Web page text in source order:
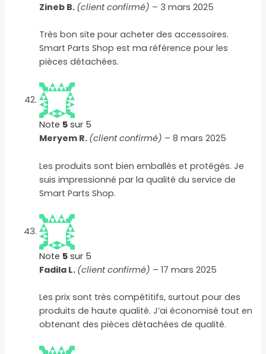
Zineb B. (client confirmé) – 3 mars 2025
Très bon site pour acheter des accessoires.
Smart Parts Shop est ma référence pour les
pièces détachées.
Note 5 sur 5
Meryem R. (client confirmé) – 8 mars 2025
Les produits sont bien emballés et protégés. Je
suis impressionné par la qualité du service de
Smart Parts Shop.
Note 5 sur 5
Fadila L. (client confirmé) – 17 mars 2025
Les prix sont très compétitifs, surtout pour des
produits de haute qualité. J’ai économisé tout en
obtenant des pièces détachées de qualité.